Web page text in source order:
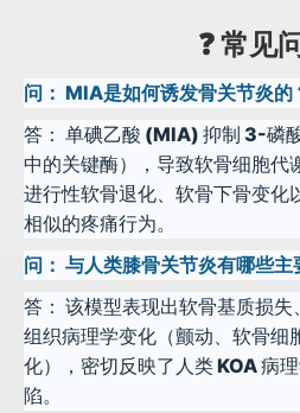
❓ 常见
问： MIA是如何诱发骨关节炎的
答： 单碘乙酸 (MIA) 抑制 3-磷
中的关键酶），导致软骨细胞代
进行性软骨退化、软骨下骨变化
相似的疼痛行为。
问： 与人类膝骨关节炎有哪​​些主
答： 该模型表现出软骨基质损
组织病理学变化（颤动、软骨细
化），密切反映了人类 KOA 病
陷。